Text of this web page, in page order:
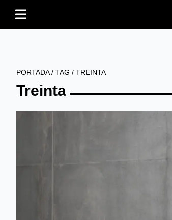
PORTADA/ TAG / TREINTA
Treinta